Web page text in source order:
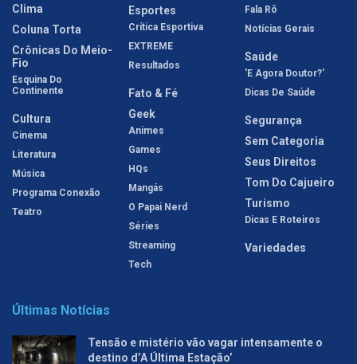
Clima
Coluna Torta
Crônicas Do Meio-
Fio
Esquina Do
Continente
Cultura
Cinema
Literatura
Música
Programa Conexão
Teatro
Esportes
Crítica Esportiva
EXTREME
Resultados
Fato & Fé
Geek
Animes
Games
HQs
Mangás
O Papai Nerd
Séries
Streaming
Tech
Fala Rô
Notícias Gerais
Saúde
'E Agora Doutor?'
Dicas De Saúde
Segurança
Sem Categoria
Seus Direitos
Tom Do Cajueiro
Turismo
Dicas E Roteiros
Variedades
Últimas Notícias
Tensão e mistério vão vagar intensamente o
destino d’A Última Estação’